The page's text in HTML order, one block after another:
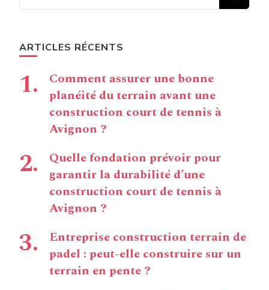
chose ?
ARTICLES RÉCENTS
Comment assurer une bonne
planéité du terrain avant une
construction court de tennis à
Avignon ?
Quelle fondation prévoir pour
garantir la durabilité d’une
construction court de tennis à
Avignon ?
Entreprise construction terrain de
padel : peut-elle construire sur un
terrain en pente ?